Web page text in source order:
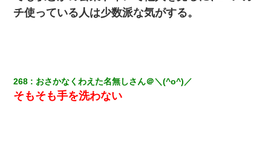
チ使っている人は少数派な気がする。
268 おさかなくわえた名無しさん＠＼(^o^)／
そもそも手を洗わない